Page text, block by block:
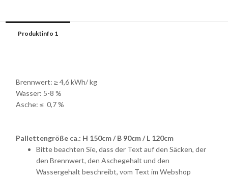
Produktinfo 1
Brennwert: ≥ 4,6 kWh/ kg
Wasser: 5-8 %
Asche: ≤ 0,7 %
Pallettengröße ca.: H 150cm / B 90cm / L 120cm
Bitte beachten Sie, dass der Text auf den Säcken, der
den Brennwert, den Aschegehalt und den
Wassergehalt beschreibt, vom Text im Webshop